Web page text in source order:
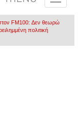
FM100: Δεν θεωρώ
πολιτική